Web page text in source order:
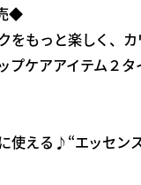
◆
をもっと楽しく、
プケアアイテム２タ
使える♪“エッセン